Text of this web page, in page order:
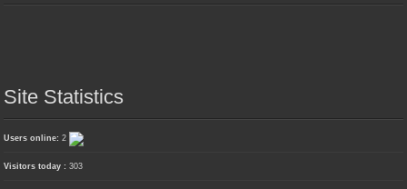
Site Statistics
Users online:2
Visitors today :303